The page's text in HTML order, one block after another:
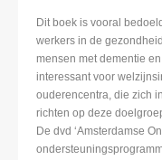
Dit boek is vooral
werkers in de
mensen met dementie
interessant voor
ouderencentra, die zich
richten op deze
De dvd ‘Amsterdamse